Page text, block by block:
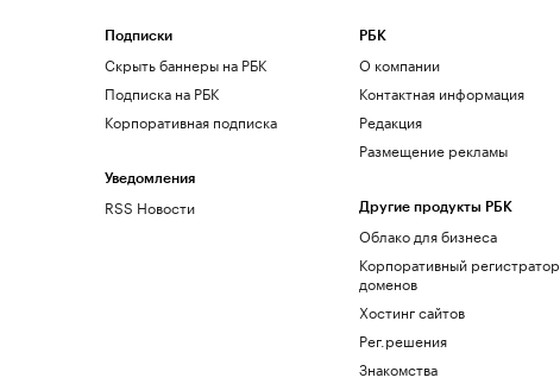
Подписки
Скрыть баннеры на РБК
Подписка на РБК
Корпоративная подписка
Уведомления
RSS Новости
РБК
О компании
Контактная информация
Редакция
Размещение рекламы
Другие продукты РБК
Облако для бизнеса
Корпоративный регистратор
доменов
Хостинг сайтов
Рег.решения
Знакомства